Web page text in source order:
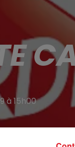
à 15h00
de 150€, de